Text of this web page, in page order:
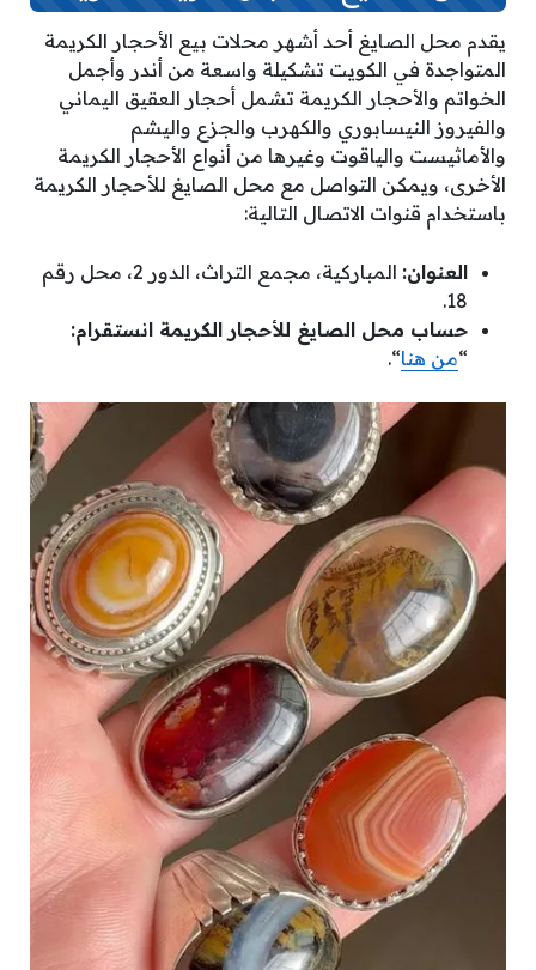
يقدم محل الصايغ أحد أشهر محلات بيع الأحجار الكريمة
المتواجدة في الكويت تشكيلة واسعة من أندر وأجمل
الخواتم والأحجار الكريمة تشمل أحجار العقيق اليماني
والفيروز النيسابوري والكهرب والجزع واليشم
والأماثيست والياقوت وغيرها من أنواع الأحجار الكريمة
الأخرى، ويمكن التواصل مع محل الصايغ للأحجار الكريمة
باستخدام قنوات الاتصال التالية:
العنوان:
المباركية، مجمع التراث، الدور 2، محل رقم
18.
حساب محل الصايغ للأحجار الكريمة انستقرام:
“من هنا“.